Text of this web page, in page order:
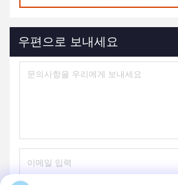
우편으로 보내세요